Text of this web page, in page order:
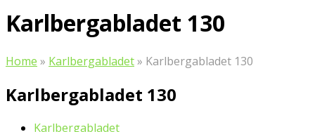
Karlbergabladet 130
Home » Karlbergabladet» Karlbergabladet 130
Karlbergabladet 130
Karlbergabladet